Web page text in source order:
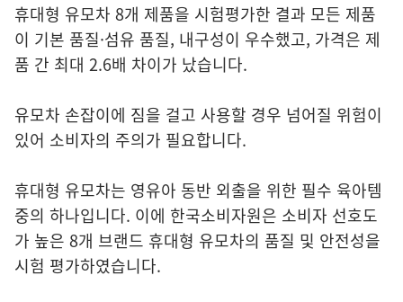
휴대형 유모차 8개 제품을 시험평가한 결과 모든 제품
이 기본 품질·섬유 품질, 내구성이 우수했고, 가격은 제
품 간 최대 2.6배 차이가 났습니다.
유모차 손잡이에 짐을 걸고 사용할 경우 넘어질 위험이
있어 소비자의 주의가 필요합니다.
휴대형 유모차는 영유아 동반 외출을 위한 필수 육아템
중의 하나입니다. 이에 한국소비자원은 소비자 선호도
가 높은 8개 브랜드 휴대형 유모차의 품질 및 안전성을
시험 평가하였습니다.